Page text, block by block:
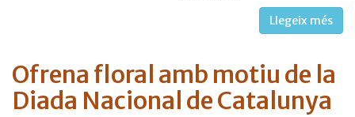
Llegeix més
Ofrena floral amb motiu de la
Diada Nacional de Catalunya